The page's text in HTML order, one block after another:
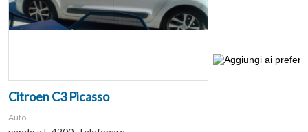
Citroen C3 Picasso
Auto